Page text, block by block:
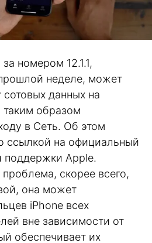
номером 12.1.1,
неделе, может
данных на
таким образом
в Сеть. Об этом
ссылкой на официальный
поддержки Apple.
скорее всего,
она может
iPhone всех
вне зависимости от
обеспечивает их